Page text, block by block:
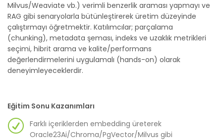
Milvus/Weaviate vb.) verimli benzerlik araması yapmayı ve
RAG gibi senaryolarla bütünleştirerek üretim düzeyinde
çalıştırmayı öğretmektir. Katılımcılar; parçalama
(chunking), metadata şeması, indeks ve uzaklık metrikleri
seçimi, hibrit arama ve kalite/performans
değerlendirmelerini uygulamalı (hands-on) olarak
deneyimleyeceklerdir.
Eğitim Sonu Kazanımları
Farklı içeriklerden embedding üreterek
Oracle23Ai/Chroma/PgVector/Milvus gibi